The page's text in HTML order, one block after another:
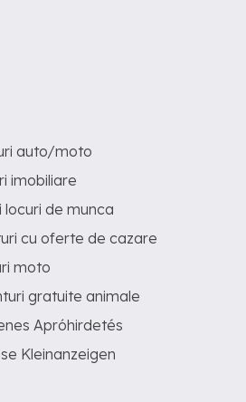
auto/moto
imobiliare
locuri de munca
cu oferte de cazare
moto
gratuite animale
Apróhirdetés
Kleinanzeigen